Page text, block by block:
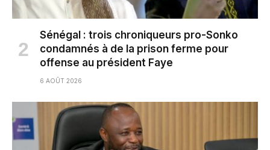
Sénégal : trois chroniqueurs pro-Sonko
condamnés à de la prison ferme pour
offense au président Faye
6 AOÛT 2026